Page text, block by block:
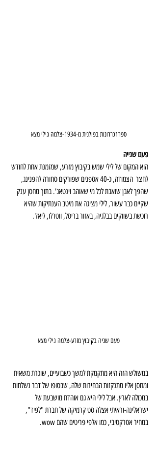
ספר זכררונות בפולנית מ-1934-צלמה גילי מצא
פעם שנייה
הוא המקום של לילי שמש בקיבוץ מזרע, שמזמנת אחת לחודש
לחצר  הצמודה, כ-40 אספנים שפורקים סחורה להפנינג,
שהפך לאבן שואבת לכל מי שאוהב וינטאג'. בתוך מחסן ענק
שקיים כבר עשור, לילי מציגה את מיטב הענתיקות שהיא
רוכשת בשווקים בבלגיה, באזור בריסל, ווטרלו, ליאז'.
פעם שניה בקיבוץ מזרע-צלמה גילי מצא
במשולש הזה היא מתקמקת למשך כשבועיים, שוכרת משאית
ומחסן אליו מתנקזות הבחירות שלה, שבסופו של דבר נשלחות
במכולה לארץ. אבל לילי היא גם אוהדת מושבעת של
ישראלינה-וראיתי אצלה סט קרמיקה של חברת "לפיד",
במחיר אטרקטיבי, כמו אלפי פריטים שהם wow.